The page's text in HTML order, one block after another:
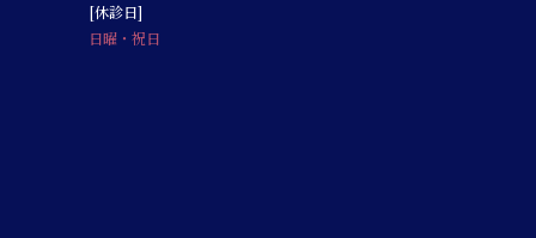
[休診日]
日曜・祝日